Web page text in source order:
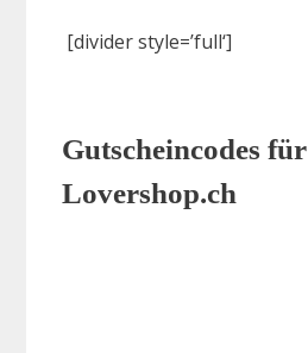
[divider style=’full‘]
Gutscheincodes für
Lovershop.ch